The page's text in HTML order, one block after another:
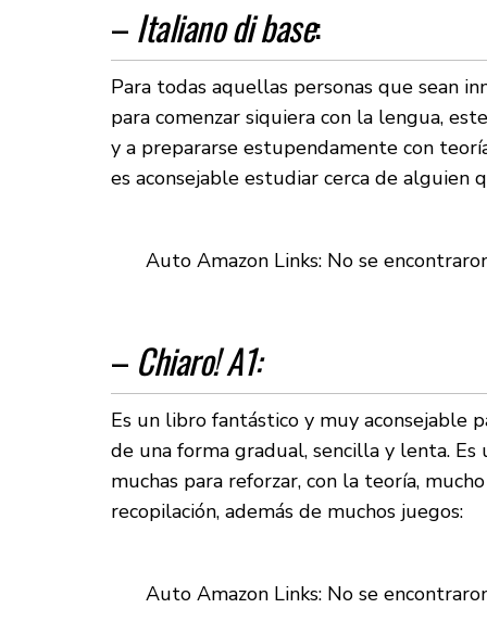
–Italiano di base:
Para todas aquellas personas que sean
para comenzar siquiera con la lengua,
y a prepararse estupendamente con
es aconsejable estudiar cerca de alguien
Auto Amazon Links: No se
– Chiaro! A1:
Es un libro fantástico y muy aconsejable
de una forma gradual, sencilla y lenta.
muchas para reforzar, con la teoría,
recopilación, además de muchos juegos:
Auto Amazon Links: No se